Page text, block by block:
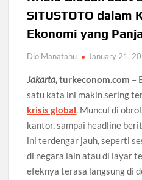
SITUSTOTO dalam
Ekonomi yang
Dio Manatahu January 21,
Jakarta,turkeconom.com –
satu kata ini makin sering
krisis global. Muncul di
kantor, sampai headline
ini terdengar jauh, seperti
di negara lain atau di layar
efeknya terasa langsung di